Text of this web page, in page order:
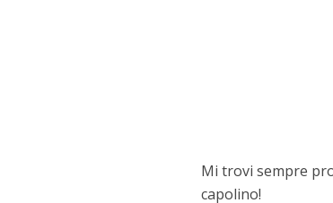
Mi trovi sempre
capolino!